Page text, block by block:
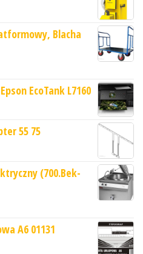
Blacha
EcoTank L7160
55 75
(700.Bek-
A6 01131